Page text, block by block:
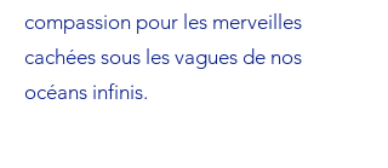
compassion pour les merveilles
cachées sous les vagues de nos
océans infinis.